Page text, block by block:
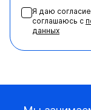
Я даю
соглашаюсь с
данных